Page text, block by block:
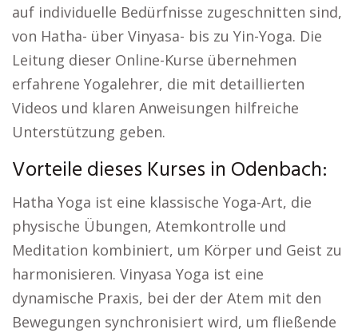
auf individuelle Bedürfnisse zugeschnitten sind,
von Hatha- über Vinyasa- bis zu Yin-Yoga. Die
Leitung dieser Online-Kurse übernehmen
erfahrene Yogalehrer, die mit detaillierten
Videos und klaren Anweisungen hilfreiche
Unterstützung geben.
Vorteile dieses Kurses in Odenbach:
Hatha Yoga ist eine klassische Yoga-Art, die
physische Übungen, Atemkontrolle und
Meditation kombiniert, um Körper und Geist zu
harmonisieren. Vinyasa Yoga ist eine
dynamische Praxis, bei der der Atem mit den
Bewegungen synchronisiert wird, um fließende